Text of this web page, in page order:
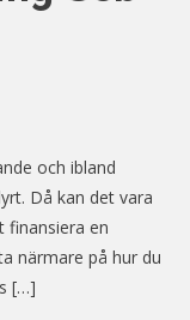
och ibland
Då kan det vara
finansiera en
närmare på hur du
[…]